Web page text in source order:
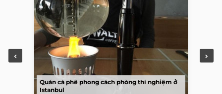
Quán cà phê phong cách phòng thí nghiệm ở
Istanbul